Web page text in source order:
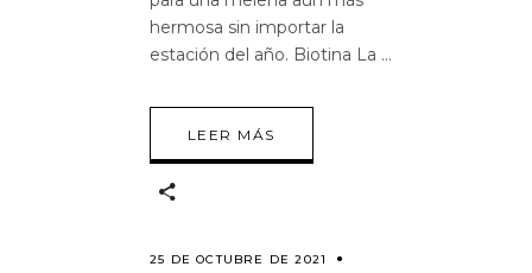
hermosa sin importar la
estación del año. Biotina La
LEER MÁS
25 DE OCTUBRE DE 2021